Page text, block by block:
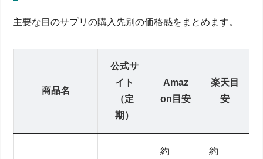
主要な目のサプリの購入先別の価格感をまとめます。
商品名
公式サ
イト
（定
期）
Amaz
on目安
楽天目
安
約 約